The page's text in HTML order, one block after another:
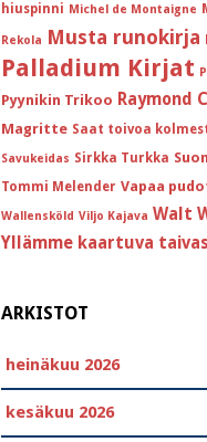
hiuspinni Michel de Montaigne
Rekola Musta runokirja
Palladium Kirjat
Pyynikin Trikoo Raymond
Magritte Saat toivoa
Savukeidas Sirkka Turkka
Tommi Melender Vapaa
Wallensköld Viljo Kajava Walt
Yllämme kaartuva taivas
ARKISTOT
heinäkuu 2026
kesäkuu 2026